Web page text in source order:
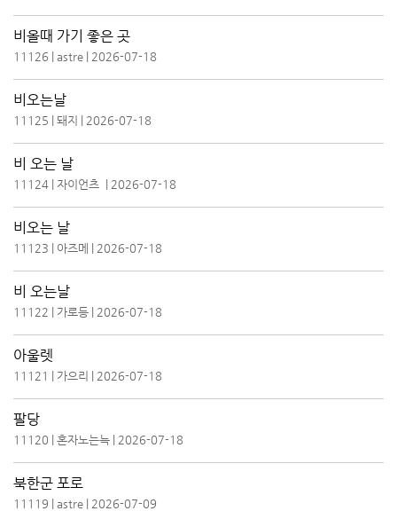
비올때 가기 좋은 곳
11126 astre 2026-07-18
비오는날
11125 돼지 2026-07-18
비 오는 날
11124 자이언츠 2026-07-18
비오는 날
11123 아즈메 2026-07-18
비 오는날
11122 가로등 2026-07-18
아울렛
11121 가으리 2026-07-18
팔당
11120 혼자노는늑 2026-07-18
북한군 포로
11119 astre 2026-07-09